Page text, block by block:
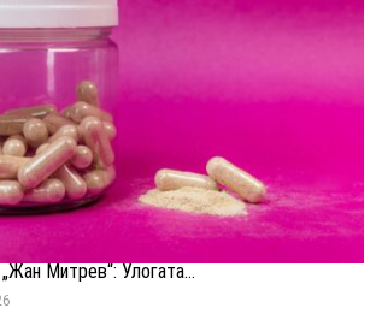
Митрев“: Улогата...